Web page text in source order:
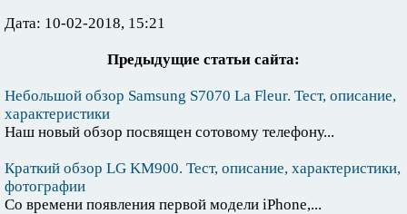
Дата: 10-02-2018, 15:21
Предыдущие статьи сайта:
Небольшой обзор Samsung S7070 La Fleur. Тест, описание,
характеристики
Наш новый обзор посвящен сотовому телефону...
Краткий обзор LG KM900. Тест, описание, характеристики,
фотографии
Со времени появления первой модели iPhone,...